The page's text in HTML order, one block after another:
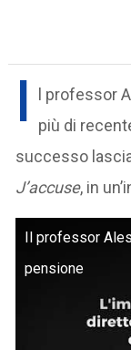
I
l professor
più di
successo
J’accuse, in
Il professor
pensione